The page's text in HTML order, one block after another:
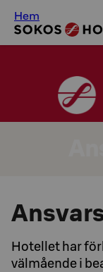
Hem
Hotellet har
välmående i